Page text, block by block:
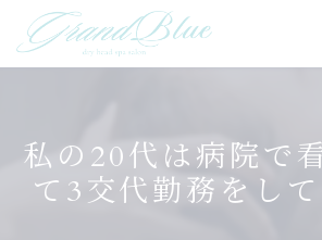
私の20代は病院で
て3交代勤務をし